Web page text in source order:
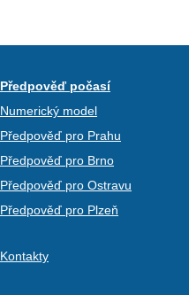
Předpověď počasí
Numerický model
Předpověď pro Prahu
Předpověď pro Brno
Předpověď pro Ostravu
Předpověď pro Plzeň
Kontakty